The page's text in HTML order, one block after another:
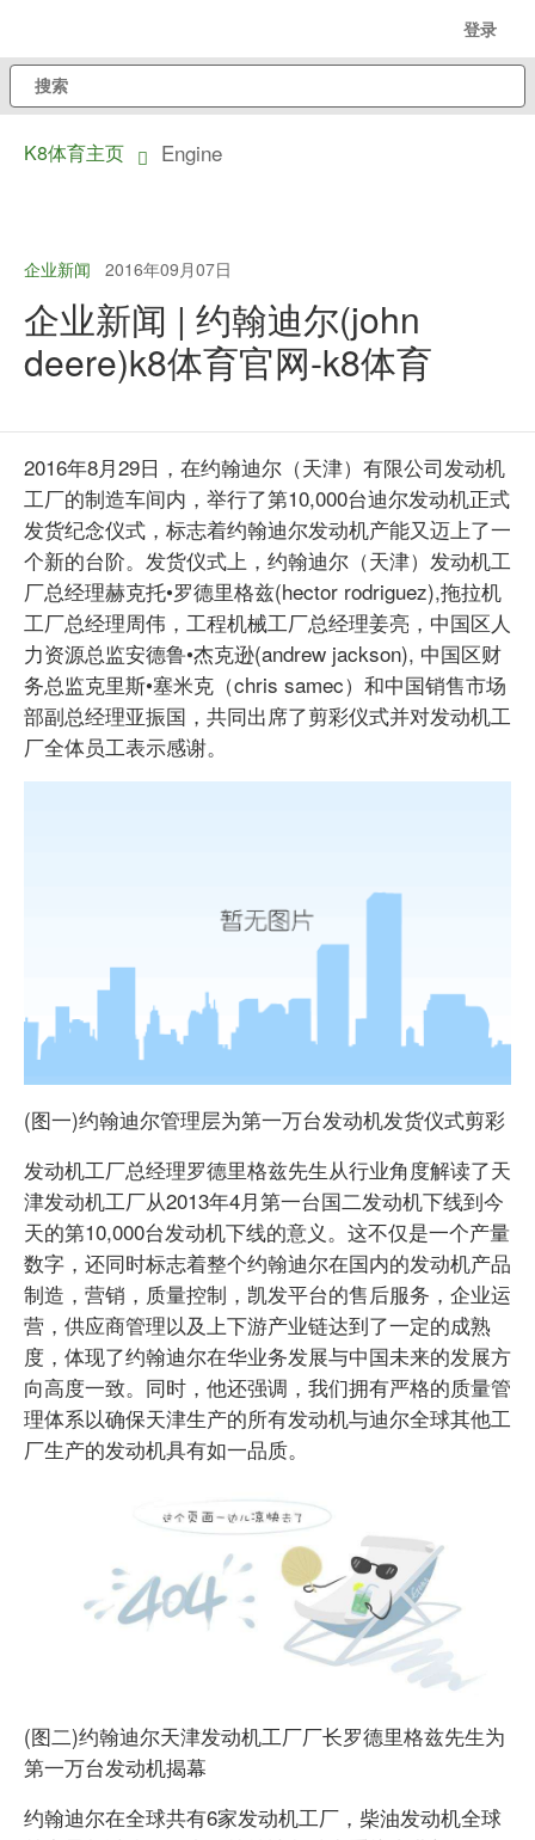
至
主
内
容
搜
索
登录
K8体育主页 Engine
企业新闻 2016年09月07日
企业新闻 | 约翰迪尔(john
deere)k8体育官网-k8体育
2016年8月29日，在约翰迪尔（天津）有限公司发动机
工厂的制造车间内，举行了第10,000台迪尔发动机正式
发货纪念仪式，标志着约翰迪尔发动机产能又迈上了一
个新的台阶。发货仪式上，约翰迪尔（天津）发动机工
厂总经理赫克托•罗德里格兹(hector rodriguez),拖拉机
工厂总经理周伟，工程机械工厂总经理姜亮，中国区人
力资源总监安德鲁•杰克逊(andrew jackson), 中国区财
务总监克里斯•塞米克（chris samec）和中国销售市场
部副总经理亚振国，共同出席了剪彩仪式并对发动机工
厂全体员工表示感谢。
(图一)约翰迪尔管理层为第一万台发动机发货仪式剪彩
发动机工厂总经理罗德里格兹先生从行业角度解读了天
津发动机工厂从2013年4月第一台国二发动机下线到今
天的第10,000台发动机下线的意义。这不仅是一个产量
数字，还同时标志着整个约翰迪尔在国内的发动机产品
制造，营销，质量控制，凯发平台的售后服务，企业运
营，供应商管理以及上下游产业链达到了一定的成熟
度，体现了约翰迪尔在华业务发展与中国未来的发展方
向高度一致。同时，他还强调，我们拥有严格的质量管
理体系以确保天津生产的所有发动机与迪尔全球其他工
厂生产的发动机具有如一品质。
(图二)约翰迪尔天津发动机工厂厂长罗德里格兹先生为
第一万台发动机揭幕
约翰迪尔在全球共有6家发动机工厂，柴油发动机全球